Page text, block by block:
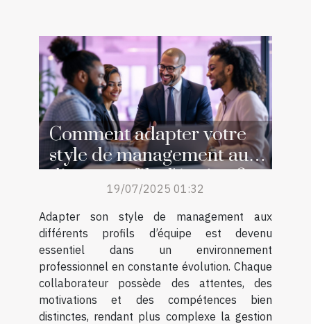
Comment adapter votre
style de management aux
divers profils d'équipe ?
19/07/2025 01:32
Adapter son style de management aux
différents profils d’équipe est devenu
essentiel dans un environnement
professionnel en constante évolution. Chaque
collaborateur possède des attentes, des
motivations et des compétences bien
distinctes, rendant plus complexe la gestion